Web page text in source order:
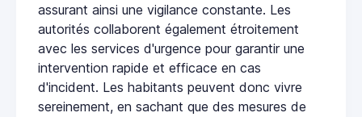
assurant ainsi une vigilance constante. Les
autorités collaborent également étroitement
avec les services d'urgence pour garantir une
intervention rapide et efficace en cas
d'incident. Les habitants peuvent donc vivre
sereinement, en sachant que des mesures de